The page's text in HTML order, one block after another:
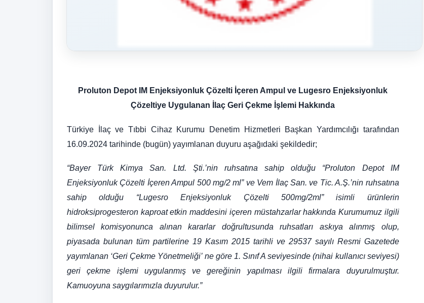
Proluton Depot IM Enjeksiyonluk Çözelti İçeren Ampul ve Lugesro Enjeksiyonluk
Çözeltiye Uygulanan İlaç Geri Çekme İşlemi Hakkında
Türkiye İlaç ve Tıbbi Cihaz Kurumu Denetim Hizmetleri Başkan Yardımcılığı tarafından
16.09.2024 tarihinde (bugün) yayımlanan duyuru aşağıdaki şekildedir;
“Bayer Türk Kimya San. Ltd. Şti.’nin ruhsatına sahip olduğu “Proluton Depot IM
Enjeksiyonluk Çözelti İçeren Ampul 500 mg/2 ml” ve Vem İlaç San. ve Tic. A.Ş.’nin ruhsatına
sahip olduğu “Lugesro Enjeksiyonluk Çözelti 500mg/2ml” isimli ürünlerin
hidroksiprogesteron kaproat etkin maddesini içeren müstahzarlar hakkında Kurumumuz ilgili
bilimsel komisyonunca alınan kararlar doğrultusunda ruhsatları askıya alınmış olup,
piyasada bulunan tüm partilerine 19 Kasım 2015 tarihli ve 29537 sayılı Resmi Gazetede
yayımlanan ‘Geri Çekme Yönetmeliği’ ne göre 1. Sınıf A seviyesinde (nihai kullanıcı seviyesi)
geri çekme işlemi uygulanmış ve gereğinin yapılması ilgili firmalara duyurulmuştur.
Kamuoyuna saygılarımızla duyurulur.”